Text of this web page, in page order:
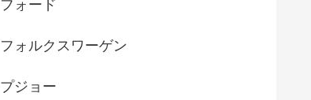
フォード
フォルクスワーゲン
プジョー